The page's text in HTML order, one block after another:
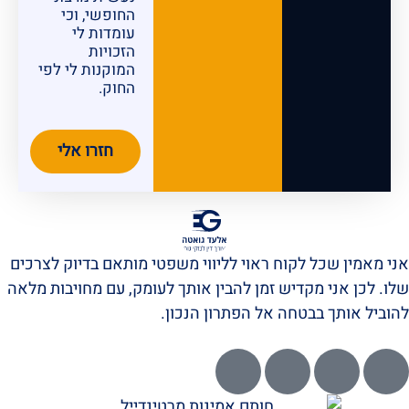
החופשי, וכי
עומדות לי
הזכויות
המוקנות לי לפי
החוק.
חזרו אלי
אני מאמין שכל לקוח ראוי לליווי משפטי מותאם בדיוק לצרכים
שלו. לכן אני מקדיש זמן להבין אותך לעומק, עם מחויבות מלאה
להוביל אותך בבטחה אל הפתרון הנכון.